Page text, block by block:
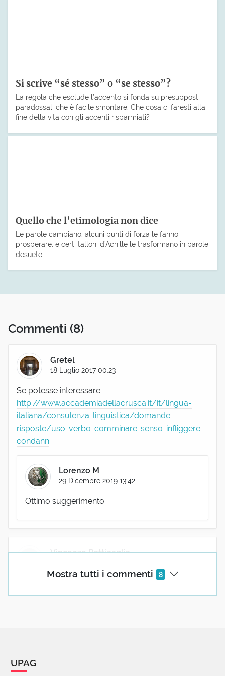
Si scrive “sé stesso” o “se stesso”?
La regola che esclude l’accento si fonda su presupposti
paradossali che è facile smontare. Che cosa ci faresti alla
fine della vita con gli accenti risparmiati?
Quello che l’etimologia non dice
Le parole cambiano: alcuni punti di forza le fanno
prosperare, e certi talloni d’Achille le trasformano in parole
desuete.
Commenti (8)
Mostra tutti i commenti 8
Gretel
18 Luglio 2017 00:23
Se potesse interessare:
http://www.accademiadellacrusca.it/it/lingua-
italiana/consulenza-linguistica/domande-
risposte/uso-verbo-comminare-senso-infliggere-
condann
Lorenzo M
29 Dicembre 2019 13:42
Ottimo suggerimento
Vincenzo Battipaglia
Salve. In relazione a ‘comminare’ (il cui significato io
scoprii all'inizio degli anni '70 del secolo scorso da
osservato che anche ‘irrogare’, che io proponevo in
alternativa, derivando da ‘rogare’ (chiedere), non
UPAG